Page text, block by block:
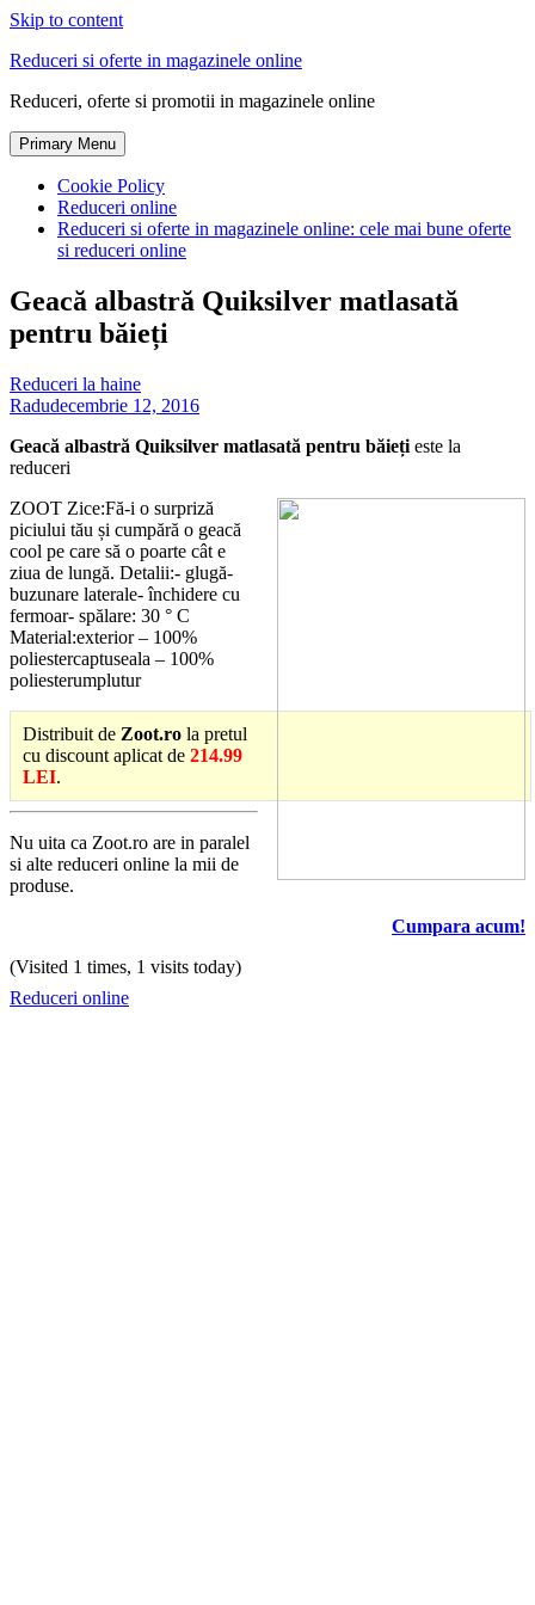
Skip to content
Reduceri si oferte in magazinele online
Reduceri, oferte si promotii in magazinele online
Primary Menu
Cookie Policy
Reduceri online
Reduceri si oferte in magazinele online: cele mai bune oferte
si reduceri online
Geacă albastră Quiksilver matlasată
pentru băieți
Reduceri la haine
Radudecembrie 12, 2016
Geacă albastră Quiksilver matlasată pentru băieți este la
reduceri
ZOOT Zice:Fă-i o surpriză
piciului tău și cumpără o geacă
cool pe care să o poarte cât e
ziua de lungă. Detalii:- glugă-
buzunare laterale- închidere cu
fermoar- spălare: 30 ° C
Material:exterior – 100%
poliestercaptuseala – 100%
poliesterumplutur
Distribuit de Zoot.ro la pretul
cu discount aplicat de 214.99
LEI.
Nu uita ca Zoot.ro are in paralel
si alte reduceri online la mii de
produse.
Cumpara acum!
(Visited 1 times, 1 visits today)
Reduceri online